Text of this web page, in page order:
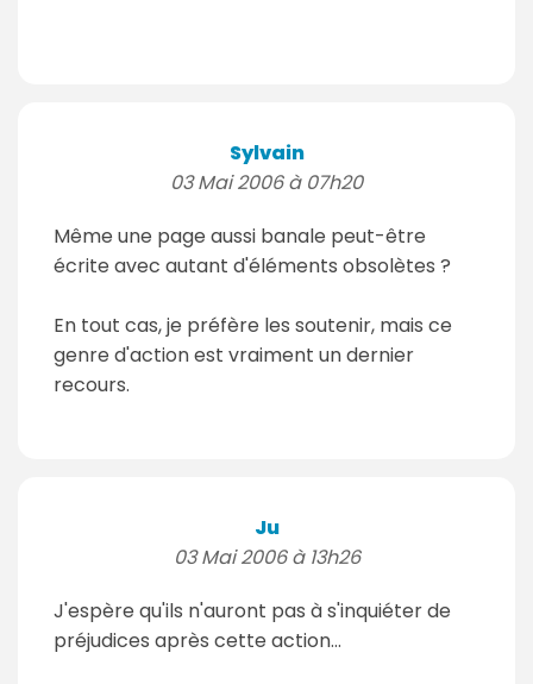
Sylvain
03 Mai 2006 à 07h20
Même une page aussi banale peut-être
écrite avec autant d'éléments obsolètes ?
En tout cas, je préfère les soutenir, mais ce
genre d'action est vraiment un dernier
recours.
Ju
03 Mai 2006 à 13h26
J'espère qu'ils n'auront pas à s'inquiéter de
préjudices après cette action...